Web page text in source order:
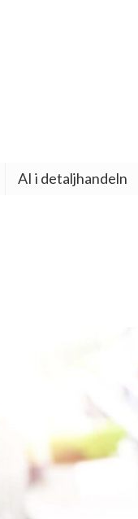
AI i detaljhandeln